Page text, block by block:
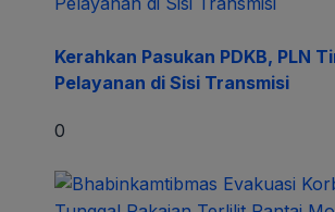
Kerahkan Pasukan PDKB, PLN
Pelayanan di Sisi Transmisi
0